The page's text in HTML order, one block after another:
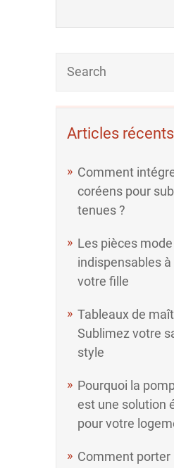
Articles récents
Comment
coréens pour
tenues ?
Les pièces mode
indispensables
votre fille
Tableaux de
Sublimez votre
style
Pourquoi la
est une solution
pour votre
Comment porter